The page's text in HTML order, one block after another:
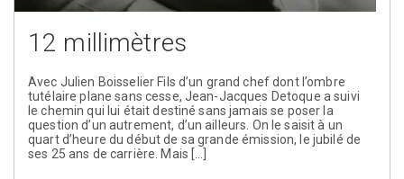
12 millimètres
Avec Julien Boisselier Fils d’un grand chef dont l’ombre
tutélaire plane sans cesse, Jean-Jacques Detoque a suivi
le chemin qui lui était destiné sans jamais se poser la
question d’un autrement, d’un ailleurs. On le saisit à un
quart d’heure du début de sa grande émission, le jubilé de
ses 25 ans de carrière. Mais […]